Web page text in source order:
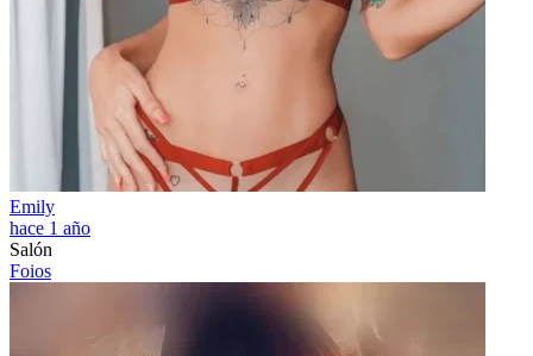
Emily
hace 1 año
Salón
Foios